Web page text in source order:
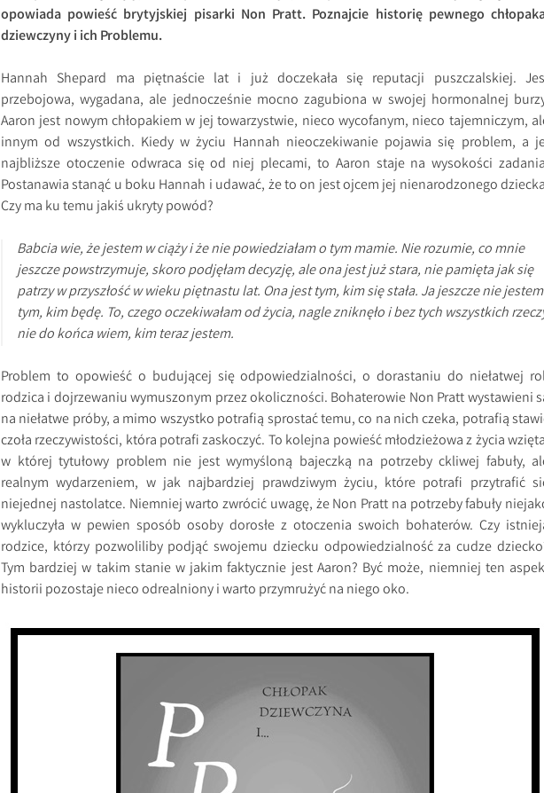
opowiada powieść brytyjskiej pisarki Non Pratt. Poznajcie historię pewnego
dziewczyny i ich Problemu.
Hannah Shepard ma piętnaście lat i już doczekała się reputacji puszczalskiej.
przebojowa, wygadana, ale jednocześnie mocno zagubiona w swojej hormonalnej
Aaron jest nowym chłopakiem w jej towarzystwie, nieco wycofanym, nieco tajemniczym,
innym od wszystkich. Kiedy w życiu Hannah nieoczekiwanie pojawia się problem, a
najbliższe otoczenie odwraca się od niej plecami, to Aaron staje na wysokości
Postanawia stanąć u boku Hannah i udawać, że to on jest ojcem jej nienarodzonego
Czy ma ku temu jakiś ukryty powód?
Babcia wie, że jestem w ciąży i że nie powiedziałam o tym mamie. Nie rozumie, co mnie
jeszcze powstrzymuje, skoro podjęłam decyzję, ale ona jest już stara, nie pamięta jak się
patrzy w przyszłość w wieku piętnastu lat. Ona jest tym, kim się stała. Ja jeszcze nie jestem
tym, kim będę. To, czego oczekiwałam od życia, nagle zniknęło i bez tych wszystkich
nie do końca wiem, kim teraz jestem.
Problem to opowieść o budującej się odpowiedzialności, o dorastaniu do niełatwej
rodzica i dojrzewaniu wymuszonym przez okoliczności. Bohaterowie Non Pratt wystawieni
na niełatwe próby, a mimo wszystko potrafią sprostać temu, co na nich czeka, potrafią
czoła rzeczywistości, która potrafi zaskoczyć. To kolejna powieść młodzieżowa z życia
w której tytułowy problem nie jest wymyśloną bajeczką na potrzeby ckliwej fabuły,
realnym wydarzeniem, w jak najbardziej prawdziwym życiu, które potrafi przytrafić
niejednej nastolatce. Niemniej warto zwrócić uwagę, że Non Pratt na potrzeby fabuły
wykluczyła w pewien sposób osoby dorosłe z otoczenia swoich bohaterów. Czy
rodzice, którzy pozwoliliby podjąć swojemu dziecku odpowiedzialność za cudze
Tym bardziej w takim stanie w jakim faktycznie jest Aaron? Być może, niemniej ten
historii pozostaje nieco odrealniony i warto przymrużyć na niego oko.